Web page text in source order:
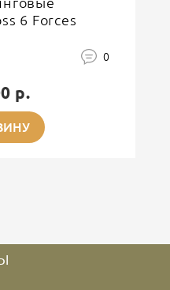
6 Forces
0
р.